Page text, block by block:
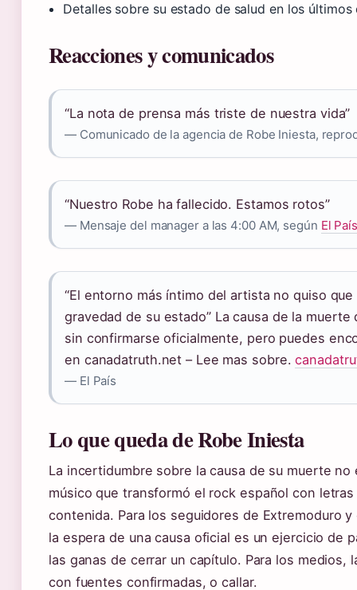
Detalles sobre su estado de salud en los últimos
Reacciones y comunicados
“La nota de prensa más triste de nuestra vida”
— Comunicado de la agencia de Robe Iniesta,
“Nuestro Robe ha fallecido. Estamos rotos”
— Mensaje del manager a las 4:00 AM, según El
“El entorno más íntimo del artista no quiso
gravedad de su estado” La causa de la muerte
sin confirmarse oficialmente, pero puedes
en canadatruth.net – Lee mas sobre.
— El País
Lo que queda de Robe Iniesta
La incertidumbre sobre la causa de su muerte no
músico que transformó el rock español con
contenida. Para los seguidores de Extremoduro
la espera de una causa oficial es un ejercicio de
las ganas de cerrar un capítulo. Para los medios,
con fuentes confirmadas, o callar.